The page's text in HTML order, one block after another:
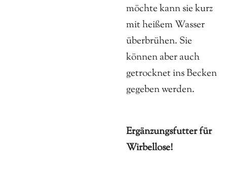
möchte kann sie kurz
mit heißem Wasser
überbrühen. Sie
können aber auch
getrocknet ins Becken
gegeben werden.
Ergänzungsfutter für
Wirbellose!